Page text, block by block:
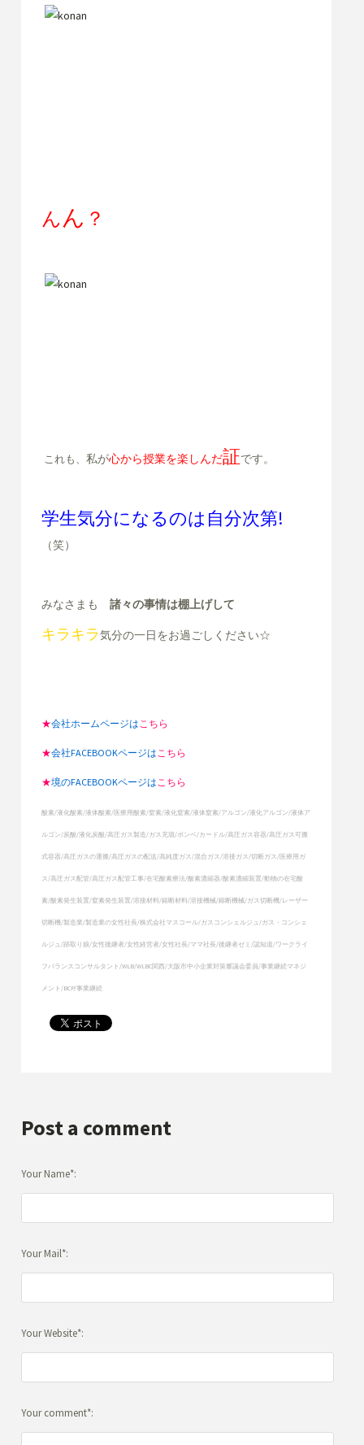
んん ？
これも、私が心から授業を楽しんだ証です。
学生気分になるのは自分次第!
（笑）
みなさまも諸々の事情は棚上げして
キラキラ気分の一日をお過ごしください☆
★会社ホームページは こちら
★会社FACEBOOKページは こちら
★境のFACEBOOKページは こちら
酸素/液化酸素/液体酸素/医療用酸素/窒素/液化窒素/液体窒素/アルゴン/液化アルゴン/液体ア
ルゴン/炭酸/液化炭酸/高圧ガス製造/ガス充填/ボンベ/カードル/高圧ガス容器/高圧ガス可搬
式容器/高圧ガスの運搬/高圧ガスの配送/高純度ガス/混合ガス/溶接ガス/切断ガス/医療用ガ
ス/高圧ガス配管/高圧ガス配管工事/在宅酸素療法/酸素濃縮器/酸素濃縮装置/動物の在宅酸
素/酸素発生装置/窒素発生装置/溶接材料/鎔断材料/溶接機械/鎔断機械/ガス切断機/レーザー
切断機/製造業/製造業の女性社長/株式会社マスコール/ガスコンシェルジュ/ガス・コンシェ
ルジュ/跡取り娘/女性後継者/女性経営者/女性社長/ママ社長/後継者ゼミ/認知道/ワークライ
フバランスコンサルタント/WLB/WLBC関西/大阪市中小企業対策審議会委員/事業継続マネジ
メント/BCP/事業継続
Post a comment
Your Name*:
Your Mail*:
Your Website*:
Your comment*: